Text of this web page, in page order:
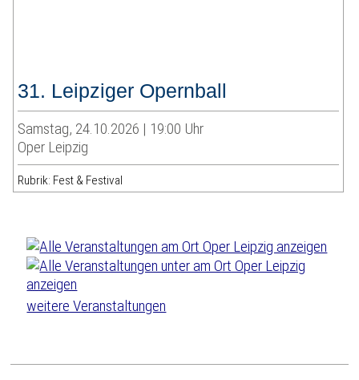
31. Leipziger Opernball
Samstag, 24.10.2026 | 19:00 Uhr
Oper Leipzig
Rubrik: Fest & Festival
weitere Veranstaltungen